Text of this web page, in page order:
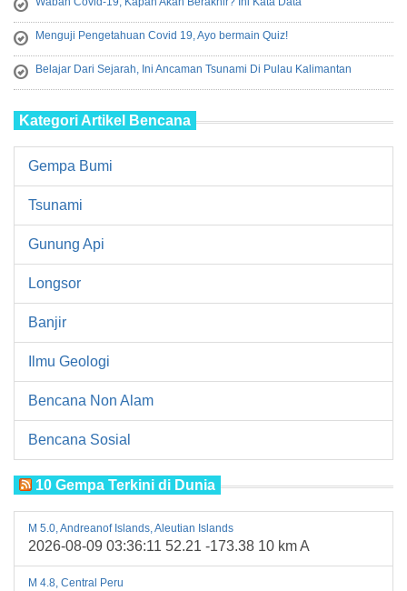
Menguji Pengetahuan Covid 19, Ayo bermain Quiz!
Belajar Dari Sejarah, Ini Ancaman Tsunami Di Pulau Kalimantan
Kategori Artikel Bencana
Gempa Bumi
Tsunami
Gunung Api
Longsor
Banjir
Ilmu Geologi
Bencana Non Alam
Bencana Sosial
10 Gempa Terkini di Dunia
M 5.0, Andreanof Islands, Aleutian Islands
2026-08-09 03:36:11 52.21 -173.38 10 km A
M 4.8, Central Peru